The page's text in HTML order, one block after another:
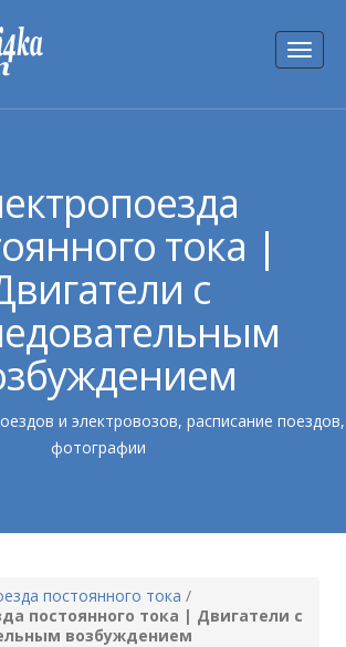
тока |
с
и электровозов, расписание поездов,
фотографии
постоянного тока /
постоянного тока | Двигатели с
возбуждением